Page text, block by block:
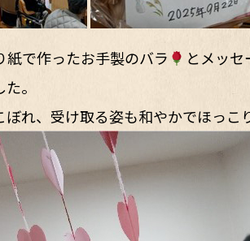
で作ったお手製のバラ
とメッセ
。
れ、受け取る姿も和やかでほっこ